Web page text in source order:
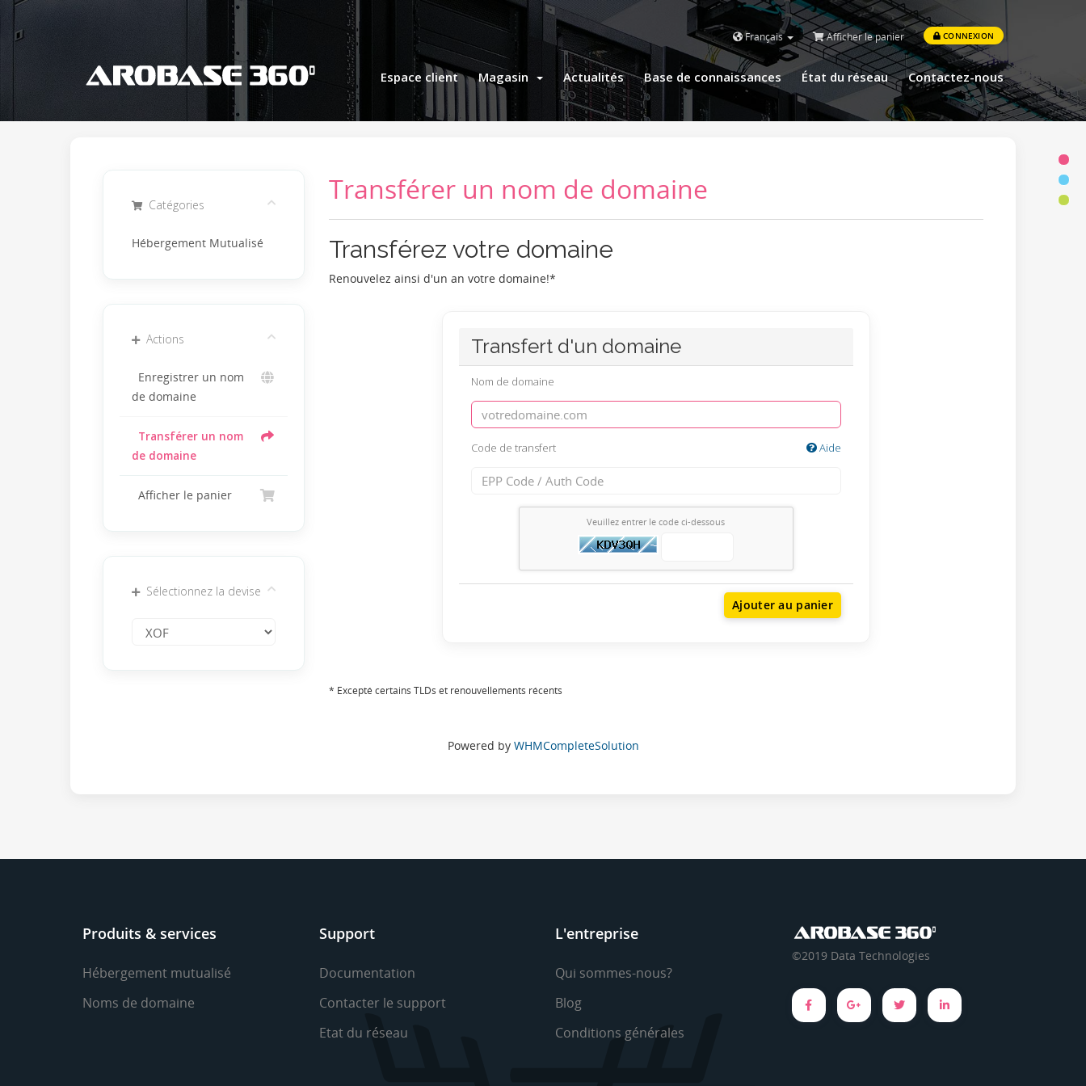
Français Afficher le panier CONNEXION
Espace client Magasin Actualités Base de connaissances État du réseau Contactez-nous
Catégories
Hébergement Mutualisé
Actions
Enregistrer un nom
de domaine
Transférer un nom
de domaine
Afficher le panier
Sélectionnez la devise
Transférer un nom de domaine
Transférez votre domaine
Renouvelez ainsi d'un an votre domaine!*
Transfert d'un domaine
Nom de domaine
Code de transfert Aide
Veuillez entrer le code ci-dessous
Ajouter au panier
* Excepté certains TLDs et renouvellements récents
Powered by WHMCompleteSolution
Produits & services
Hébergement mutualisé
Noms de domaine
Support
Documentation
Contacter le support
Etat du réseau
L'entreprise
Qui sommes-nous?
Blog
Conditions générales
©2019 Data Technologies